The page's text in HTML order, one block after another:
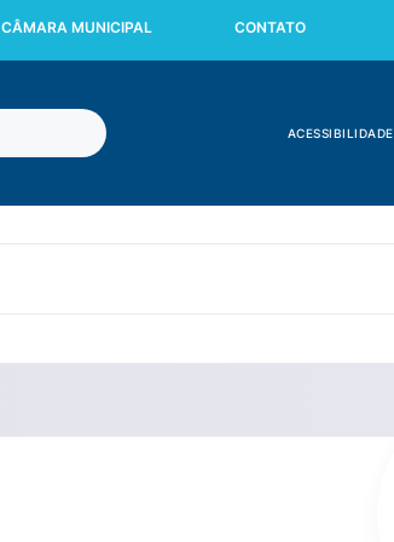
ACESSIBILIDADE
CÂMARA MUNICIPAL CONTATO